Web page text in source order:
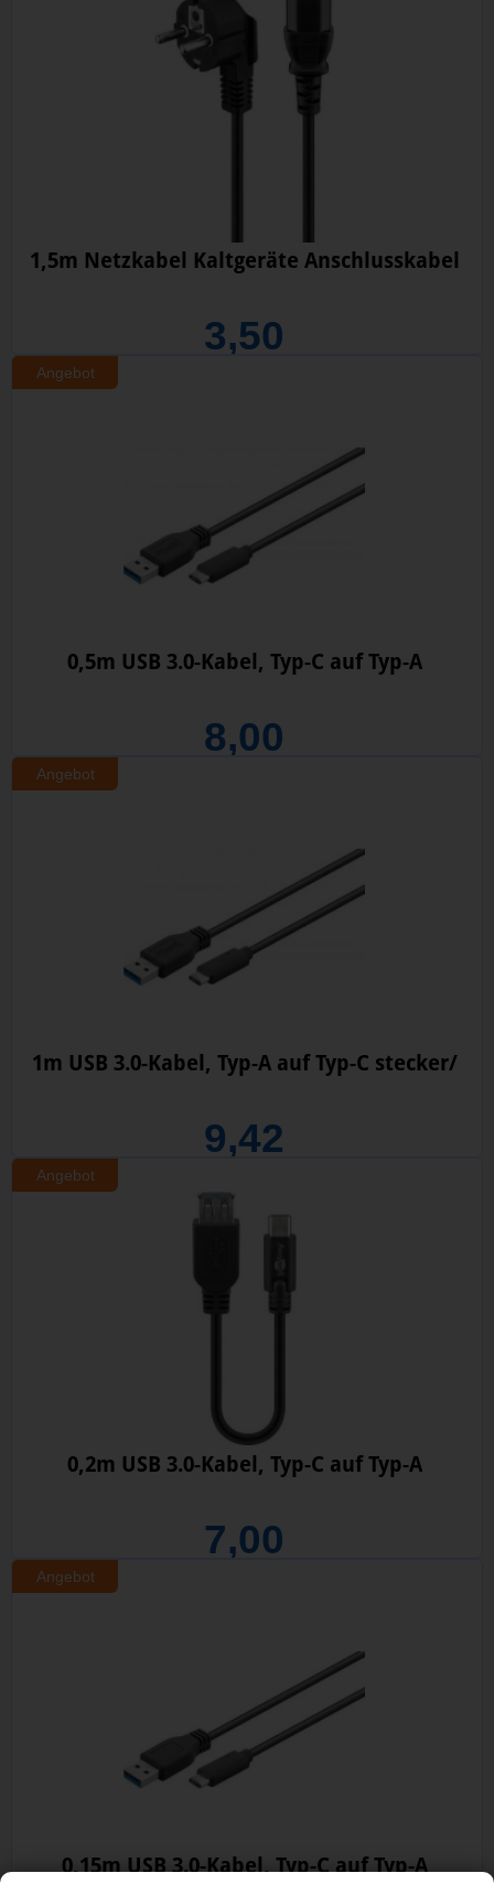
1,5m Netzkabel Kaltgeräte Anschlusskabel
3,50
Angebot
0,5m USB 3.0-Kabel, Typ-C auf Typ-A
8,00
Angebot
1m USB 3.0-Kabel, Typ-A auf Typ-C stecker/
9,42
Angebot
0,2m USB 3.0-Kabel, Typ-C auf Typ-A
7,00
Angebot
0,15m USB 3.0-Kabel, Typ-C auf Typ-A